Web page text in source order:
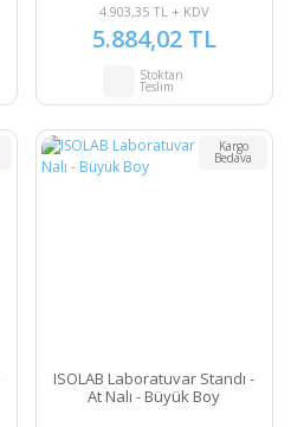
4.903,35 TL + KDV
5.884,02 TL
Stoktan
Teslim
Kargo
Bedava
ISOLAB Laboratuvar Standı -
At Nalı - Büyük Boy